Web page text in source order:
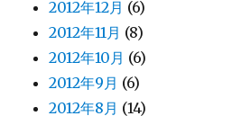
2012年12月 (6)
2012年11月 (8)
2012年10月 (6)
2012年9月 (6)
2012年8月 (14)